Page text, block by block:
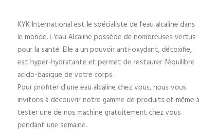
KYK International est le spécialiste de l'eau alcaline dans
le monde. L'eau Alcaline possède de nombreuses vertus
pour la santé. Elle a un pouvoir anti-oxydant, détoxifie,
est hyper-hydratante et permet de restaurer l'équilibre
acido-basique de votre corps.
Pour profiter d'une eau alcaline chez vous, nous vous
invitons à découvrir notre gamme de produits et même à
tester une de nos machine gratuitement chez vous
pendant une semaine.